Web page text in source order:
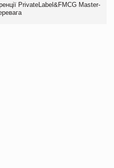
PrivateLabel&FMCG Master-